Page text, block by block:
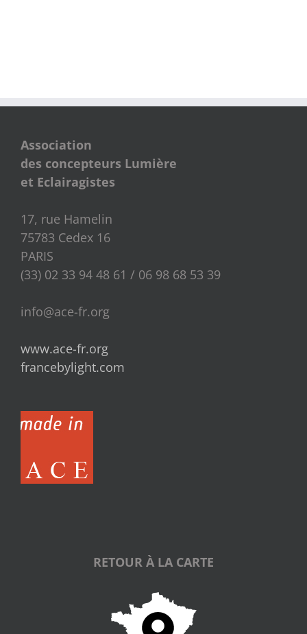
Association
des concepteurs Lumière
et Eclairagistes
17, rue Hamelin
75783 Cedex 16
PARIS
(33) 02 33 94 48 61 / 06 98 68 53 39
info@ace-fr.org
www.ace-fr.org
francebylight.com
RETOUR À LA CARTE